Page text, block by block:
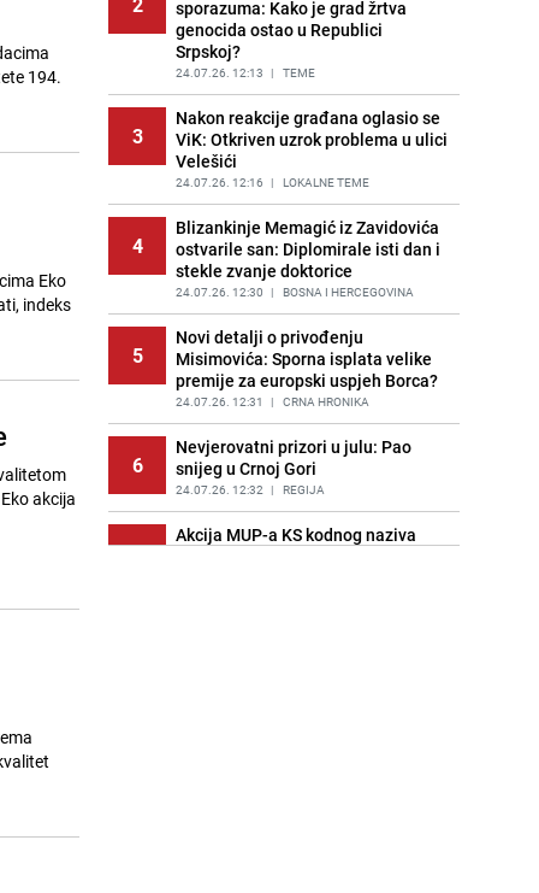
194.
Eko
indeks
akcija
Tajna savršenog makedonskog
ajvara: Stari recept za kremast i
bogat okus
PRIJE 2 DANA | RECEPTI
14
Tuga potresla grad na Uni:
Preminula Lejla Muhić (39),
sugrađani u nevjerici
PRIJE 2 DANA | BOSNA I HERCEGOVINA
15
Borba trajala satima: Pogledajte
'grdosiju' od skoro tri metra koju su
braća izvukla iz mora
PRIJE 1 DAN | SVIJET
sporazuma: Kako je grad žrtva
genocida ostao u Republici
Srpskoj?
24.07.26. 12:13 | TEME
3
Nakon reakcije građana oglasio se
ViK: Otkriven uzrok problema u ulici
Velešići
24.07.26. 12:16 | LOKALNE TEME
4
Blizankinje Memagić iz Zavidovića
ostvarile san: Diplomirale isti dan i
stekle zvanje doktorice
24.07.26. 12:30 | BOSNA I HERCEGOVINA
5
Novi detalji o privođenju
Misimovića: Sporna isplata velike
premije za europski uspjeh Borca?
24.07.26. 12:31 | CRNA HRONIKA
6
Nevjerovatni prizori u julu: Pao
snijeg u Crnoj Gori
24.07.26. 12:32 | REGIJA
7
Akcija MUP-a KS kodnog naziva